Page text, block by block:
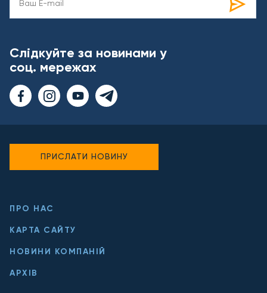
Слідкуйте за новинами у
соц. мережах
ПРО НАС
КАРТА САЙТУ
НОВИНИ КОМПАНІЙ
АРХІВ
ПРИСЛАТИ НОВИНУ